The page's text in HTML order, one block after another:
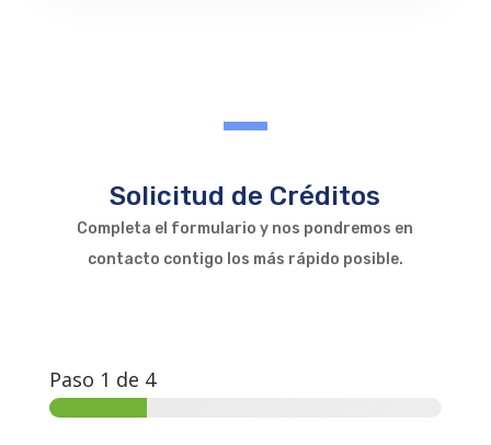
Solicitud de Créditos
Completa el formulario y nos pondremos en
contacto contigo los más rápido posible.
Paso 1 de 4